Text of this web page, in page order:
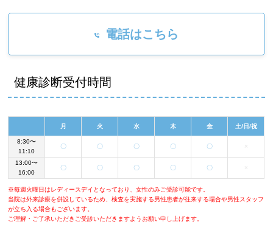
電話はこちら
健康診断受付時間
月 火 水 木 金 土/日/祝
8:30〜
11:10
〇 〇 〇 〇 〇
13:00〜
16:00
〇 〇 〇 〇 〇
※毎週火曜日はレディースデイとなっており、女性のみご受診可能です。
当院は外来診療を併設しているため、検査を実施する男性患者が往来する場合や男性スタッフ
が立ち入る場合もございます。
ご理解・ご了承いただきご受診いただきますようお願い申し上げます。